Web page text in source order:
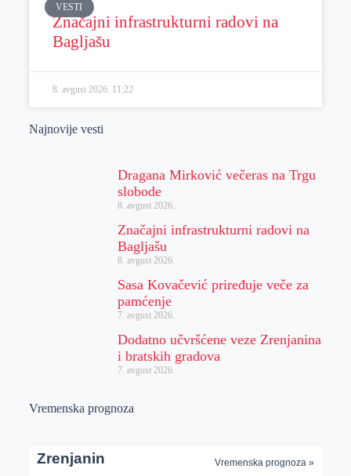
VESTI
Značajni infrastrukturni radovi na
Bagljašu
8. avgust 2026. 11:22
Najnovije vesti
Dragana Mirković večeras na Trgu
slobode
8. avgust 2026.
Značajni infrastrukturni radovi na
Bagljašu
8. avgust 2026.
Sasa Kovačević priređuje veče za
pamćenje
7. avgust 2026.
Dodatno učvršćene veze Zrenjanina
i bratskih gradova
7. avgust 2026.
Vremenska prognoza